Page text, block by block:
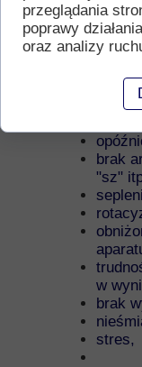
brak
"sz"
w
brak
stres,
Zakres
przeglądania
poprawy
oraz analizy